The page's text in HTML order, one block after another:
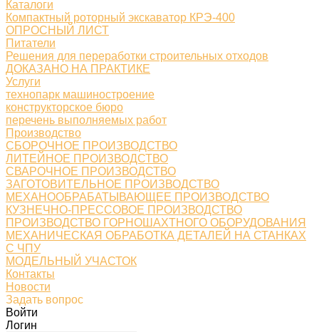
Каталоги
Компактный роторный экскаватор КРЭ-400
ОПРОСНЫЙ ЛИСТ
Питатели
Решения для переработки строительных отходов
ДОКАЗАНО НА ПРАКТИКЕ
Услуги
технопарк машиностроение
конструкторское бюро
перечень выполняемых работ
Производство
СБОРОЧНОЕ ПРОИЗВОДСТВО
ЛИТЕЙНОЕ ПРОИЗВОДСТВО
СВАРОЧНОЕ ПРОИЗВОДСТВО
ЗАГОТОВИТЕЛЬНОЕ ПРОИЗВОДСТВО
МЕХАНООБРАБАТЫВАЮЩЕЕ ПРОИЗВОДСТВО
КУЗНЕЧНО-ПРЕССОВОЕ ПРОИЗВОДСТВО
ПРОИЗВОДСТВО ГОРНОШАХТНОГО ОБОРУДОВАНИЯ
МЕХАНИЧЕСКАЯ ОБРАБОТКА ДЕТАЛЕЙ НА СТАНКАХ
С ЧПУ
МОДЕЛЬНЫЙ УЧАСТОК
Контакты
Новости
Задать вопрос
Войти
Логин